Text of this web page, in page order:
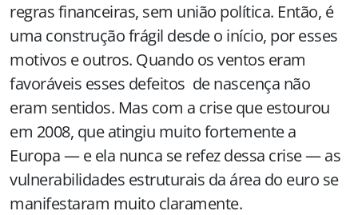
regras financeiras, sem união política. Então, é
uma construção frágil desde o início, por esses
motivos e outros. Quando os ventos eram
favoráveis esses defeitos de nascença não
eram sentidos. Mas com a crise que estourou
em 2008, que atingiu muito fortemente a
Europa — e ela nunca se refez dessa crise — as
vulnerabilidades estruturais da área do euro se
manifestaram muito claramente.